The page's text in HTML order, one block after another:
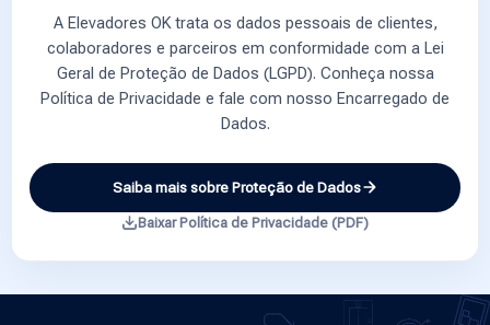
A Elevadores OK trata os dados pessoais de clientes,
colaboradores e parceiros em conformidade com a Lei
Geral de Proteção de Dados (LGPD). Conheça nossa
Política de Privacidade e fale com nosso Encarregado de
Dados.
Saiba mais sobre Proteção de Dados
Baixar Política de Privacidade (PDF)